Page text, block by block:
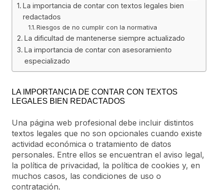
La importancia de contar con textos legales bien
redactados
Riesgos de no cumplir con la normativa
La dificultad de mantenerse siempre actualizado
La importancia de contar con asesoramiento
especializado
LA IMPORTANCIA DE CONTAR CON TEXTOS
LEGALES BIEN REDACTADOS
Una página web profesional debe incluir distintos
textos legales que no son opcionales cuando existe
actividad económica o tratamiento de datos
personales. Entre ellos se encuentran el aviso legal,
la política de privacidad, la política de cookies y, en
muchos casos, las condiciones de uso o
contratación.